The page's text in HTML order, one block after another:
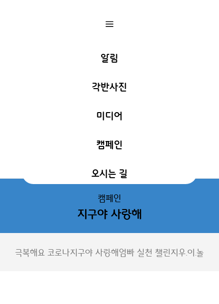
a
알림
각반사진
미디어
캠페인
오시는 길
캠페인
지구야 사랑해
극복해요 코로나지구야 사랑해엄빠 실천 챌린지우.이.놀